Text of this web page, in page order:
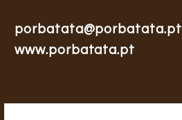
porbatata@porbatata.pt
www.porbatata.pt